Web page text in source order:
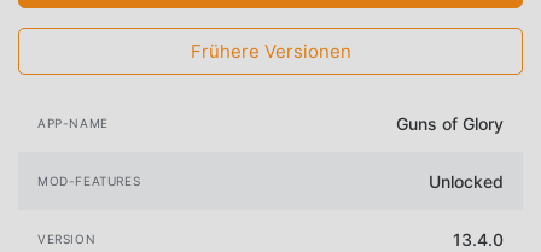
Frühere Versionen
APP-NAME Guns of Glory
MOD-FEATURES Unlocked
VERSION 13.4.0